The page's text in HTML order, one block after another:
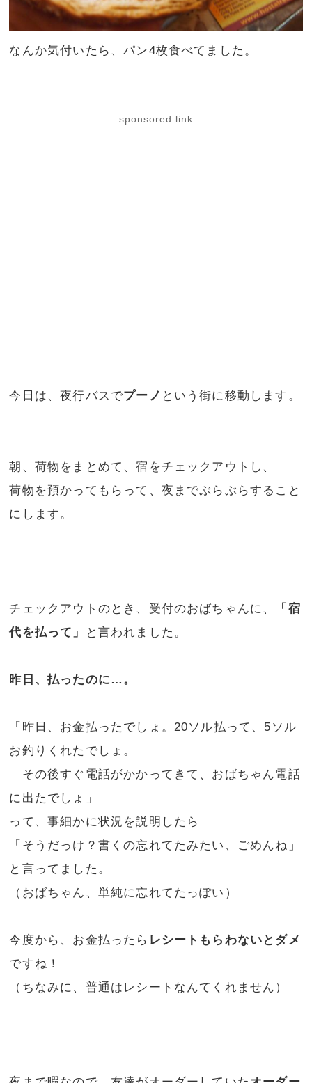
なんか気付いたら、パン4枚食べてました。
sponsored link
今日は、夜行バスでプーノ という街に移動します。
朝、荷物をまとめて、宿をチェックアウトし、
荷物を預かってもらって、夜までぶらぶらすること
にします。
チェックアウトのとき、受付のおばちゃんに、
「宿
代を払って」
と言われました。
昨日、払ったのに…。
「昨日、お金払ったでしょ。20ソル払って、5ソル
お釣りくれたでしょ。
その後すぐ電話がかかってきて、おばちゃん電話
に出たでしょ」
って、事細かに状況を説明したら
「そうだっけ？書くの忘れてたみたい、ごめんね」
と言ってました。
（おばちゃん、単純に忘れてたっぽい）
今度から、お金払ったら レシートもらわないとダメ
ですね！
（ちなみに、普通はレシートなんてくれません）